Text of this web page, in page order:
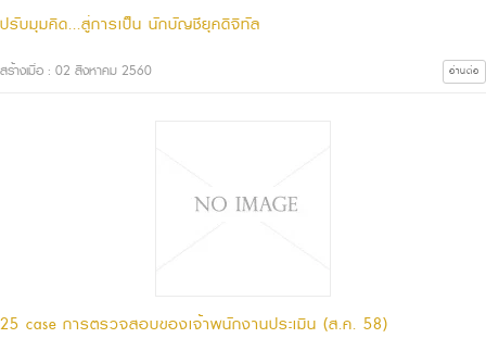
ปรับมุมคิด...สู่การเป็น นักบัญชียุคดิจิทัล
สร้างเมื่อ : 02 สิงหาคม 2560 อ่านต่อ
25 case การตรวจสอบของเจ้าพนักงานประเมิน (ส.ค. 58)